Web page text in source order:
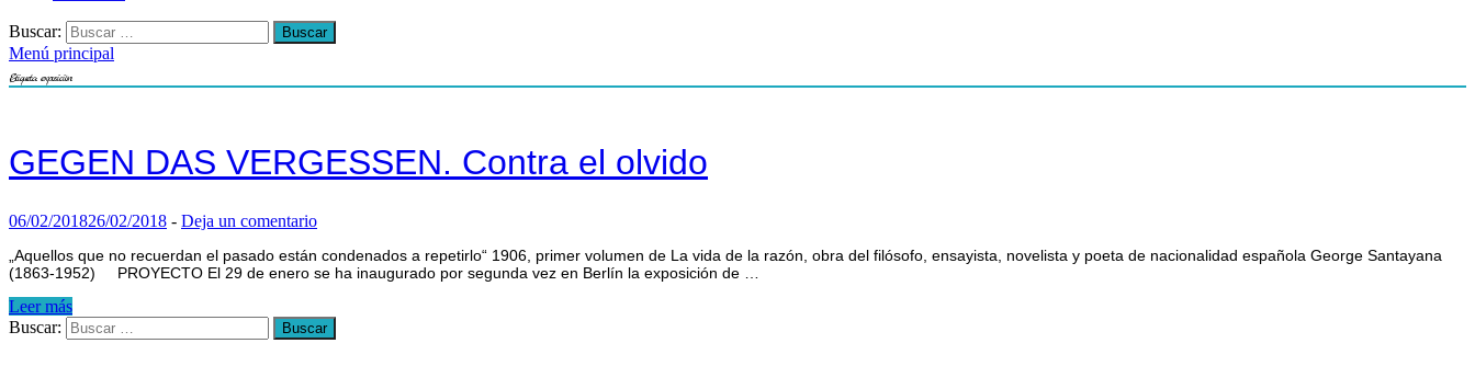
Buscar:
Menú principal
Etiqueta: exposición
GEGEN DAS VERGESSEN. Contra el olvido
06/02/201826/02/2018 - Deja un comentario
„Aquellos que no recuerdan el pasado están condenados a repetirlo“ 1906, primer volumen de La vida de la razón, obra del filósofo, ensayista, novelista y poeta de nacionalidad española George Santayana
(1863-1952) PROYECTO El 29 de enero se ha inaugurado por segunda vez en Berlín la exposición de …
Leer más
Buscar: